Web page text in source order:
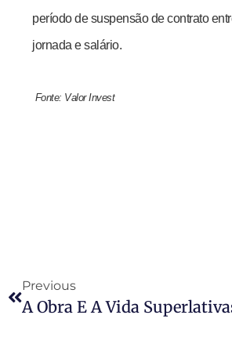
período de suspensão de contrato
jornada e salário.
Fonte: Valor Invest
Previous
A Obra E A Vida